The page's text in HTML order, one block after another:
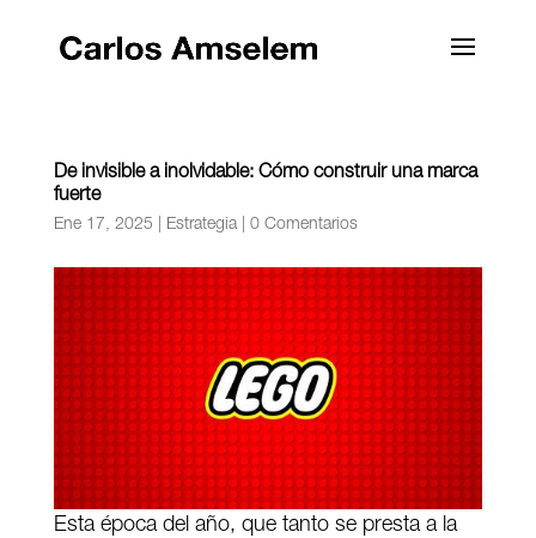
De invisible a inolvidable: Cómo construir una marca
fuerte
Ene 17, 2025 Estrategia| 0 Comentarios
Esta época del año, que tanto se presta a la